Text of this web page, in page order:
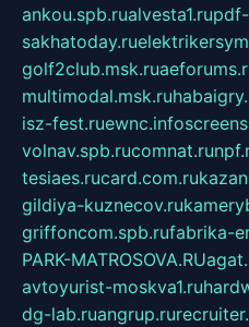
ankou.spb.rualvesta1.ru
sakhatoday.ru
golf2club.msk.ru
multimodal.msk.ru
isz-fest.ruewnc.info
volnav.spb.rucomnat.ru
tesiaes.rucard.com.ru
gildiya-kuznecov.ru
griffoncom.spb.rufabrika-
PARK-MATROSOVA.RU
avtoyurist-moskva1.ru
dg-lab.ruangrup.ru